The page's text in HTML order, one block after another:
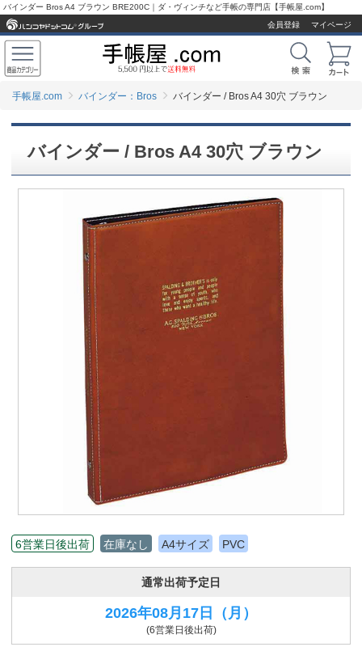
バインダー Bros A4 ブラウン BRE200C｜ダ・ヴィンチなど手帳の専門店【手帳屋.com】
会員登録
マイページ
手帳屋.com バインダー：Bros バインダー / Bros A4 30穴 ブラウン
バインダー / Bros A4 30穴 ブラウン
6営業日後出荷 在庫なし A4サイズ PVC
通常出荷予定日
2026年08月17日 （月）
(6営業日後出荷)